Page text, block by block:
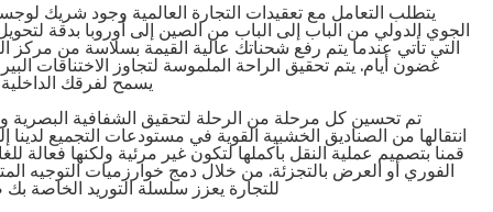
يتطلب التعامل مع تعقيدات التجارة العالمية وجود شريك
الجوي الدولي من الباب إلى الباب من الصين إلى أوروبا بدقة
التي تأتي عندما يتم رفع شحناتك عالية القيمة بسلاسة من
غضون أيام. يتم تحقيق الراحة الملموسة لتجاوز الاختناقات
يسمح لفرقك الداخلية
تم تحسين كل مرحلة من الرحلة لتحقيق الشفافية البصرية
انتقالها من الصناديق الخشبية القوية في مستودعات التجميع
قمنا بتصميم عملية النقل بأكملها لتكون غير مرئية ولكنها
الفوري أو العرض بالتجزئة. من خلال دمج خوارزميات التوجيه
للتجارة يعزز سلسلة التوريد الخاصة بك